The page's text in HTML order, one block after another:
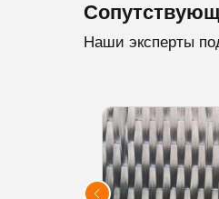
Наши эксперты